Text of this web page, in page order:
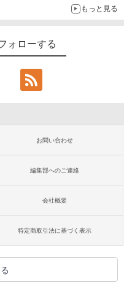
もっと見る
ォローする
お問い合わせ
編集部へのご連絡
会社概要
特定商取引法に基づく表示